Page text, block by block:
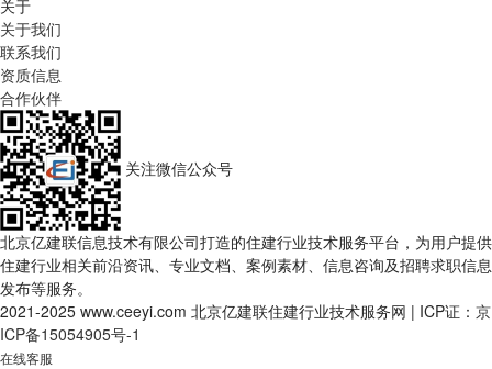
关于
关于我们
联系我们
资质信息
合作伙伴
关注微信公众号
北京亿建联信息技术有限公司打造的住建行业技术服务平台，为用户提供
住建行业相关前沿资讯、专业文档、案例素材、信息咨询及招聘求职信息
发布等服务。
2021-2025 www.ceeyi.com 北京亿建联住建行业技术服务网 | ICP证： 京
ICP备15054905号-1
在线客服